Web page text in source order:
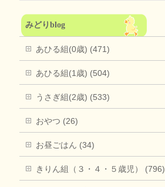
みどりblog
あひる組(0歳) (471)
あひる組(1歳) (504)
うさぎ組(2歳) (533)
おやつ (26)
お昼ごはん (34)
きりん組（３・４・５歳児） (796)